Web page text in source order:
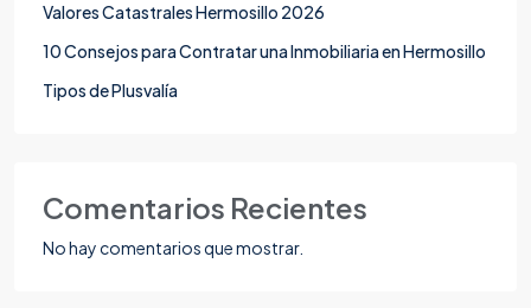
Valores Catastrales Hermosillo 2026
10 Consejos para Contratar una Inmobiliaria en Hermosillo
Tipos de Plusvalía
Comentarios Recientes
No hay comentarios que mostrar.